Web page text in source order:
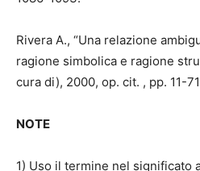
Rivera A., “Una relazione
ragione simbolica e ragione
cura di), 2000, op. cit. , pp. 11-
NOTE
1) Uso il termine nel significato